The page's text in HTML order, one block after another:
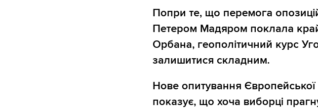
Попри те, що перемога
Петером Мадяром поклала
Орбана, геополітичний курс
залишитися складним.
Нове опитування
показує, що хоча виборці